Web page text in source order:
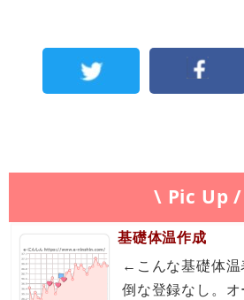
\ Pic Up /
基礎体温作成
←こんな基礎体
倒な登録なし。